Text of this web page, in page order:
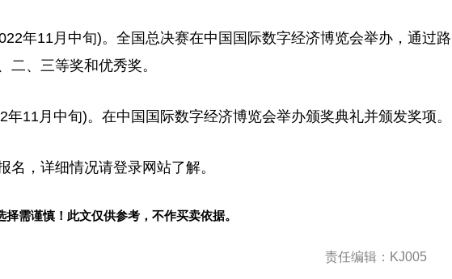
年11月中旬)。全国总决赛在中国国际数字经济博览会举办，通过路
二、三等奖和优秀奖。
年11月中旬)。在中国国际数字经济博览会举办颁奖典礼并颁发奖项。
名，详细情况请登录网站了解。
需谨慎！此文仅供参考，不作买卖依据。
责任编辑：KJ005